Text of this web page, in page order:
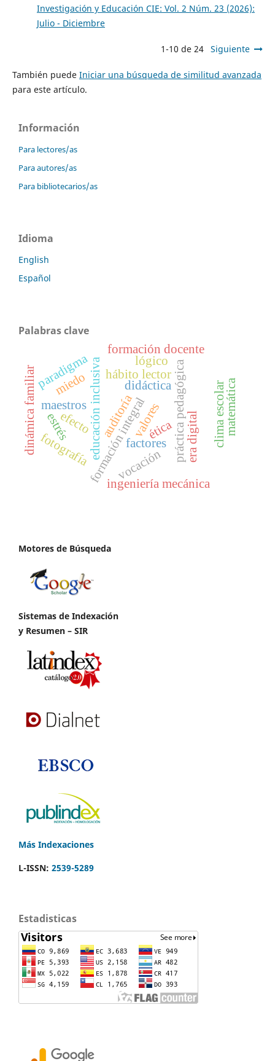
Investigación y Educación CIE: Vol. 2 Núm. 23 (2026):
Julio - Diciembre
1-10 de 24 Siguiente
También puede Iniciar una búsqueda de similitud avanzada
para este artículo.
Información
Para lectores/as
Para autores/as
Para bibliotecarios/as
Idioma
English
Español
Palabras clave
educación inclusiva
formación integral práctica pedagógica
maestros
factores
vocación
ingeniería mecánica
hábito lector
didáctica
fotografía
paradigma
ética
valores era digital
dinámica familiar clima escolar
formación docente
efecto auditoría
estrés
miedo
lógico
matemática
Motores de Búsqueda
Sistemas de Indexación
y Resumen – SIR
Más Indexaciones
L-ISSN: 2539-5289
Estadisticas